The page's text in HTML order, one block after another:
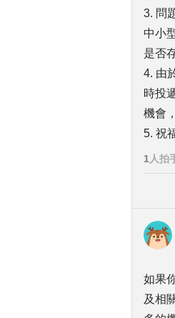
3. 問
中小
是否
4. 由
時投
機會
5. 祝
1 人拍
如果
及相